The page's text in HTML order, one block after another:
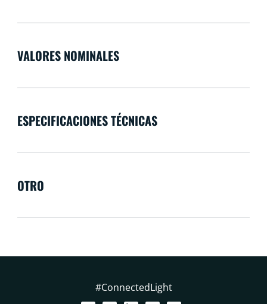
VALORES NOMINALES
ESPECIFICACIONES TÉCNICAS
OTRO
#ConnectedLight